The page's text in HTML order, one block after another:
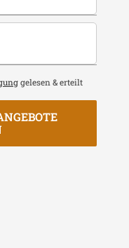
gelesen & erteilt